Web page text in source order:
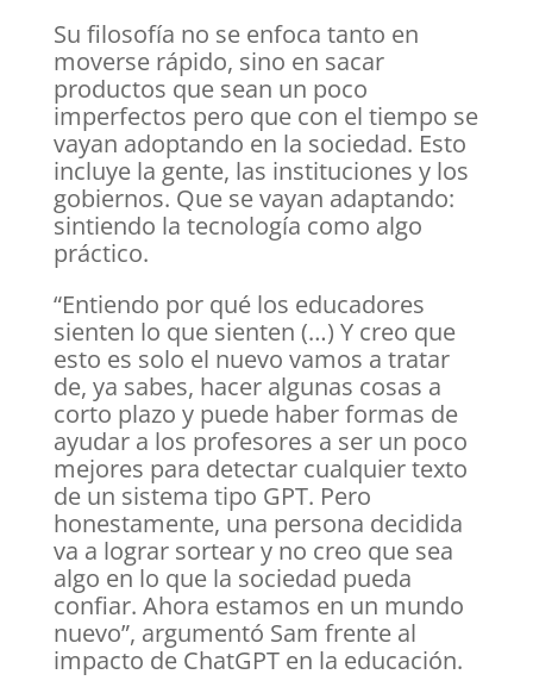
Su filosofía no se enfoca tanto en
moverse rápido, sino en sacar
productos que sean un poco
imperfectos pero que con el tiempo se
vayan adoptando en la sociedad. Esto
incluye la gente, las instituciones y los
gobiernos. Que se vayan adaptando:
sintiendo la tecnología como algo
práctico.
“Entiendo por qué los educadores
sienten lo que sienten (…) Y creo que
esto es solo el nuevo vamos a tratar
de, ya sabes, hacer algunas cosas a
corto plazo y puede haber formas de
ayudar a los profesores a ser un poco
mejores para detectar cualquier texto
de un sistema tipo GPT. Pero
honestamente, una persona decidida
va a lograr sortear y no creo que sea
algo en lo que la sociedad pueda
confiar. Ahora estamos en un mundo
nuevo”, argumentó Sam frente al
impacto de ChatGPT en la educación.